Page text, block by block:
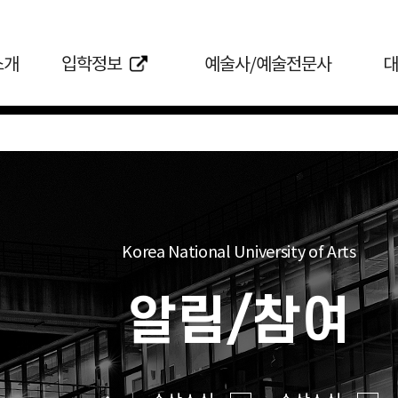
입학정보 예술사/예술전문사
Korea National University of Arts
알림/참여